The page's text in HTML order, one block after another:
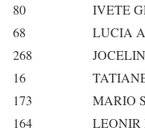
80
IVETE
68
LUCIA
268
16
173
MARIO
164
LEONIR